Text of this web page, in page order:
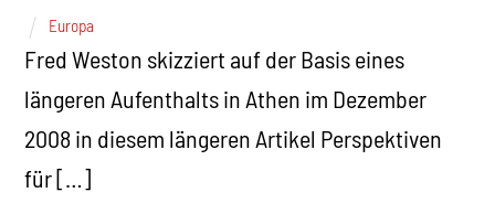
Europa
Fred Weston skizziert auf der Basis eines
längeren Aufenthalts in Athen im Dezember
2008 in diesem längeren Artikel Perspektiven
für […]